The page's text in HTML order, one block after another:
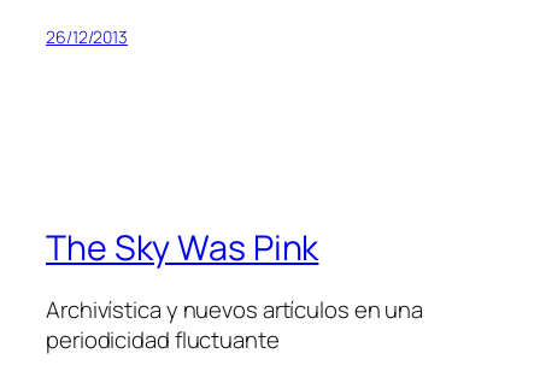
26/12/2013
The Sky Was Pink
Archivística y nuevos artículos en una
periodicidad fluctuante